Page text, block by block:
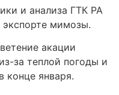
и анализа ГТК РА
экспорте мимозы.
акации
за теплой погоды и
конце января.